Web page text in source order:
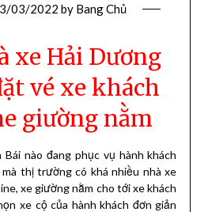
03/2022 by Bang Chủ
xe Hải Dương
vé xe khách
giường nằm
nào đang phục vụ hành khách
thị trường có khá nhiều nhà xe
xe giường nằm cho tới xe khách
xe cộ của hành khách đơn giản